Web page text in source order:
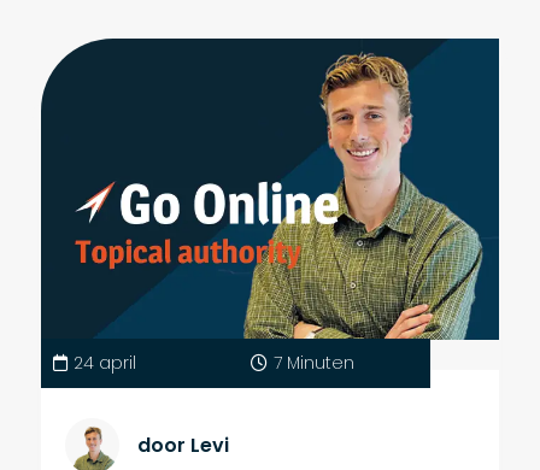
24 april 7 Minuten
door Levi